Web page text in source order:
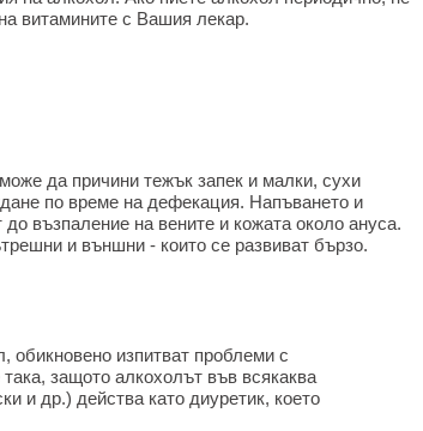
витамините с Вашия лекар.
да причини тежък запек и малки, сухи
по време на дефекация. Напъването и
възпаление на вените и кожата около ануса.
и външни - които се развиват бързо.
обикновено изпитват проблеми с
защото алкохолът във всякаква
и др.) действа като диуретик, което